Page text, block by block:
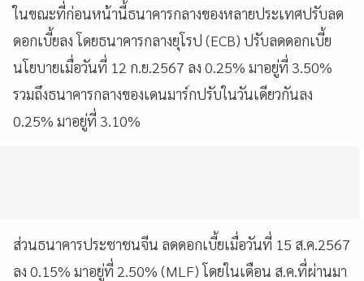
ในขณะที่ก่อนหน้านี้ธนาคารกลางของหลายประเทศปรับลด
ดอกเบี้ยลง โดยธนาคารกลางยุโรป (ECB) ปรับลดดอกเบี้ย
นโยบายเมื่อวันที่ 12 ก.ย.2567 ลง 0.25% มาอยู่ที่ 3.50%
รวมถึงธนาคารกลางของเดนมาร์กปรับในวันเดียวกันลง
0.25% มาอยู่ที่ 3.10%
ส่วนธนาคารประชาชนจีน ลดดอกเบี้ยเมื่อวันที่ 15 ส.ค.2567
ลง 0.15% มาอยู่ที่ 2.50% (MLF) โดยในเดือน ส.ค.ที่ผ่านมา